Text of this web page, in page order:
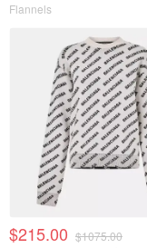
Flannels
$215.00 $1075.00